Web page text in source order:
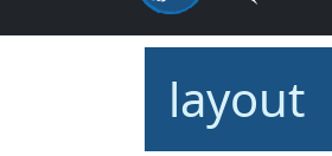
layout